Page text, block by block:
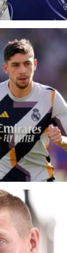
qui pourrait
Madrid.
qui a reçu bon
la capitale.
», Kroos